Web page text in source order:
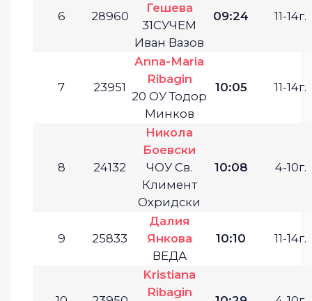
6 28960
Гешева
31СУЧЕМ
Иван Вазов
09:24 11-14г.
7 23951
Anna-Maria
Ribagin
20 ОУ Тодор
Минков
10:05 11-14г.
8 24132
Никола
Боевски
ЧОУ Св.
Климент
Охридски
10:08 4-10г.
9 25833
Далия
Янкова
ВЕДА
10:10 11-14г.
Kristiana
Ribagin